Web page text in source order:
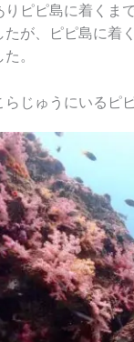
りピピ島に着くま
たが、ピピ島に着
。
らじゅうにいるピ